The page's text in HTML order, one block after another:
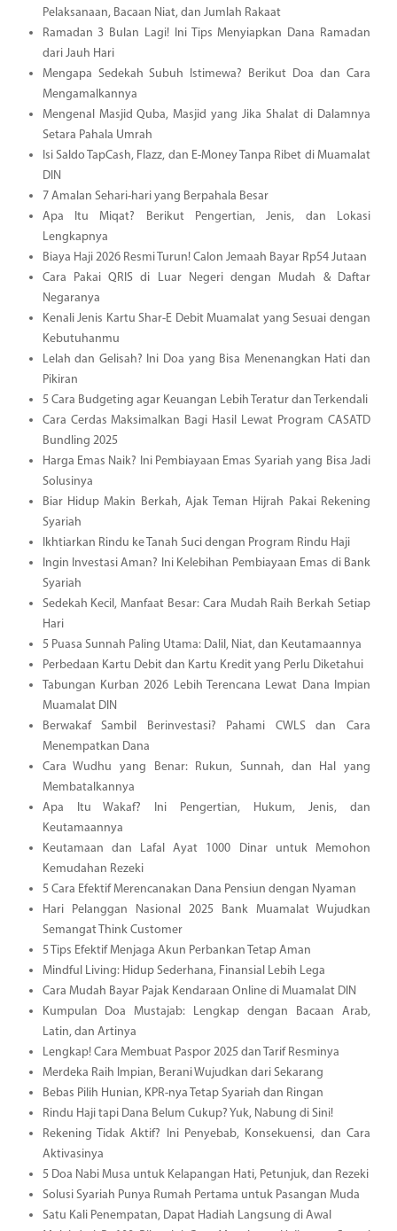
Pelaksanaan, Bacaan Niat, dan Jumlah Rakaat
Ramadan 3 Bulan Lagi! Ini Tips Menyiapkan Dana Ramadan
dari Jauh Hari
Mengapa Sedekah Subuh Istimewa? Berikut Doa dan Cara
Mengamalkannya
Mengenal Masjid Quba, Masjid yang Jika Shalat di Dalamnya
Setara Pahala Umrah
Isi Saldo TapCash, Flazz, dan E-Money Tanpa Ribet di Muamalat
DIN
7 Amalan Sehari-hari yang Berpahala Besar
Apa Itu Miqat? Berikut Pengertian, Jenis, dan Lokasi
Lengkapnya
Biaya Haji 2026 Resmi Turun! Calon Jemaah Bayar Rp54 Jutaan
Cara Pakai QRIS di Luar Negeri dengan Mudah & Daftar
Negaranya
Kenali Jenis Kartu Shar-E Debit Muamalat yang Sesuai dengan
Kebutuhanmu
Lelah dan Gelisah? Ini Doa yang Bisa Menenangkan Hati dan
Pikiran
5 Cara Budgeting agar Keuangan Lebih Teratur dan Terkendali
Cara Cerdas Maksimalkan Bagi Hasil Lewat Program CASATD
Bundling 2025
Harga Emas Naik? Ini Pembiayaan Emas Syariah yang Bisa Jadi
Solusinya
Biar Hidup Makin Berkah, Ajak Teman Hijrah Pakai Rekening
Syariah
Ikhtiarkan Rindu ke Tanah Suci dengan Program Rindu Haji
Ingin Investasi Aman? Ini Kelebihan Pembiayaan Emas di Bank
Syariah
Sedekah Kecil, Manfaat Besar: Cara Mudah Raih Berkah Setiap
Hari
5 Puasa Sunnah Paling Utama: Dalil, Niat, dan Keutamaannya
Perbedaan Kartu Debit dan Kartu Kredit yang Perlu Diketahui
Tabungan Kurban 2026 Lebih Terencana Lewat Dana Impian
Muamalat DIN
Berwakaf Sambil Berinvestasi? Pahami CWLS dan Cara
Menempatkan Dana
Cara Wudhu yang Benar: Rukun, Sunnah, dan Hal yang
Membatalkannya
Apa Itu Wakaf? Ini Pengertian, Hukum, Jenis, dan
Keutamaannya
Keutamaan dan Lafal Ayat 1000 Dinar untuk Memohon
Kemudahan Rezeki
5 Cara Efektif Merencanakan Dana Pensiun dengan Nyaman
Hari Pelanggan Nasional 2025 Bank Muamalat Wujudkan
Semangat Think Customer
5 Tips Efektif Menjaga Akun Perbankan Tetap Aman
Mindful Living: Hidup Sederhana, Finansial Lebih Lega
Cara Mudah Bayar Pajak Kendaraan Online di Muamalat DIN
Kumpulan Doa Mustajab: Lengkap dengan Bacaan Arab,
Latin, dan Artinya
Lengkap! Cara Membuat Paspor 2025 dan Tarif Resminya
Merdeka Raih Impian, Berani Wujudkan dari Sekarang
Bebas Pilih Hunian, KPR-nya Tetap Syariah dan Ringan
Rindu Haji tapi Dana Belum Cukup? Yuk, Nabung di Sini!
Rekening Tidak Aktif? Ini Penyebab, Konsekuensi, dan Cara
Aktivasinya
5 Doa Nabi Musa untuk Kelapangan Hati, Petunjuk, dan Rezeki
Solusi Syariah Punya Rumah Pertama untuk Pasangan Muda
Satu Kali Penempatan, Dapat Hadiah Langsung di Awal